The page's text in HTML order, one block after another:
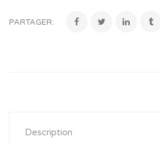
PARTAGER:
Description